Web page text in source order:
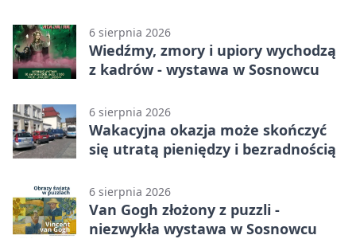
6 sierpnia 2026
Wiedźmy, zmory i upiory wychodzą
z kadrów - wystawa w Sosnowcu
6 sierpnia 2026
Wakacyjna okazja może skończyć
się utratą pieniędzy i bezradnością
6 sierpnia 2026
Van Gogh złożony z puzzli -
niezwykła wystawa w Sosnowcu